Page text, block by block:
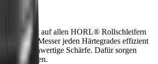
ist auf allen HORL® Rollschleifern
du Messer jeden Härtegrades effizient
eine hochwertige Schärfe. Dafür sorgen